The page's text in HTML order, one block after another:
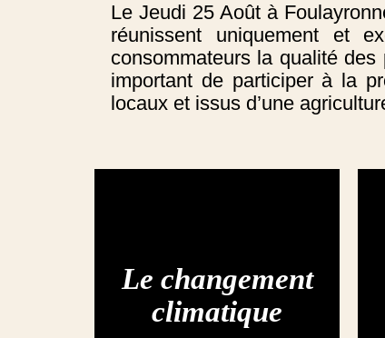
Le Jeudi 25 Août à
réunissent uniquement et
consommateurs la qualité
important de participer à la
locaux et issus d’une
Le changement
climatique